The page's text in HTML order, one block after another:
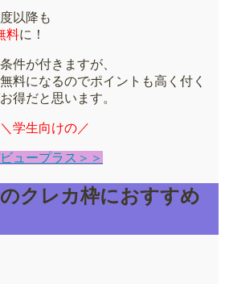
以降も
料に！
件が付きますが、
料になるのでポイントも高く付く
得だと思います。
＼学生向けの／
ュープラス＞＞
クレカ枠におすすめ